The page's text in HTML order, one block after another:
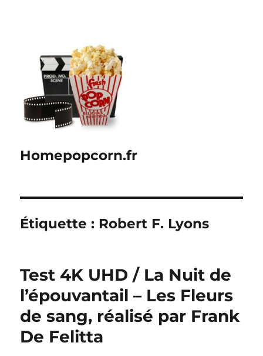
Homepopcorn.fr
Étiquette : Robert F. Lyons
Test 4K UHD / La Nuit de
l’épouvantail – Les Fleurs
de sang, réalisé par Frank
De Felitta